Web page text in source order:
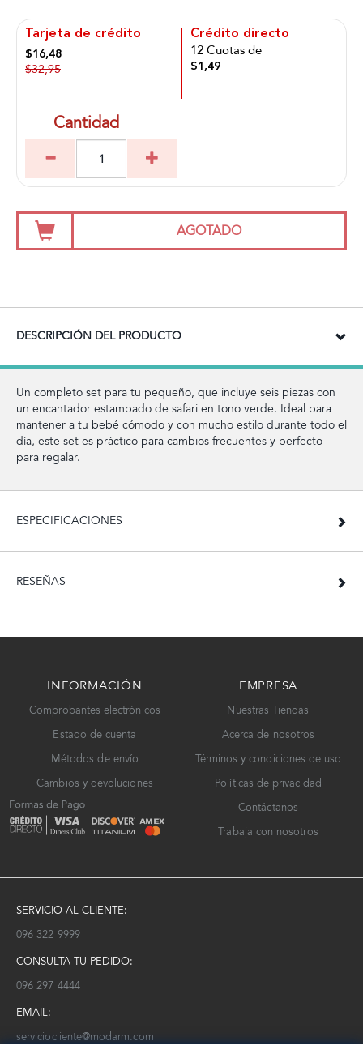
Tarjeta de crédito
$16,48
$32,95
Crédito directo
12 Cuotas de
$1,49
Cantidad
AGOTADO
DESCRIPCIÓN DEL PRODUCTO
Un completo set para tu pequeño, que incluye seis piezas con
un encantador estampado de safari en tono verde. Ideal para
mantener a tu bebé cómodo y con mucho estilo durante todo el
día, este set es práctico para cambios frecuentes y perfecto
para regalar.
ESPECIFICACIONES
RESEÑAS
INFORMACIÓN
Comprobantes electrónicos
Estado de cuenta
Métodos de envío
Cambios y devoluciones
EMPRESA
Nuestras Tiendas
Acerca de nosotros
Términos y condiciones de uso
Políticas de privacidad
Contáctanos
Trabaja con nosotros
SERVICIO AL CLIENTE:
096 322 9999
CONSULTA TU PEDIDO:
096 297 4444
EMAIL:
serviciocliente@modarm.com